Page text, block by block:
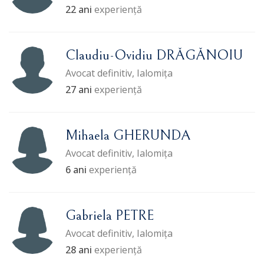
22 ani experiență
Claudiu-Ovidiu DRĂGĂNOIU
Avocat definitiv, Ialomița
27 ani experiență
Mihaela GHERUNDA
Avocat definitiv, Ialomița
6 ani experiență
Gabriela PETRE
Avocat definitiv, Ialomița
28 ani experiență